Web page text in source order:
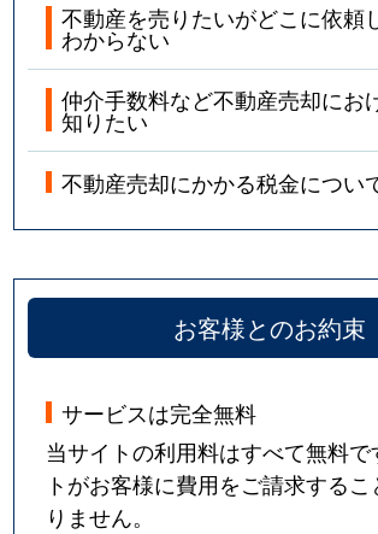
不動産を売りたいがどこに依頼
わからない
仲介手数料など不動産売却にお
知りたい
不動産売却にかかる税金につい
お客様とのお約束
サービスは完全無料
当サイトの利用料はすべて無料で
トがお客様に費用をご請求する
りません。